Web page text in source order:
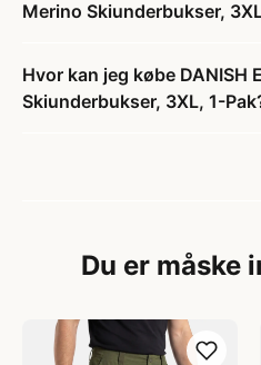
Merino Skiunderbukser,
Hvor kan jeg købe DANISH
Skiunderbukser, 3XL, 1-
Du er måske